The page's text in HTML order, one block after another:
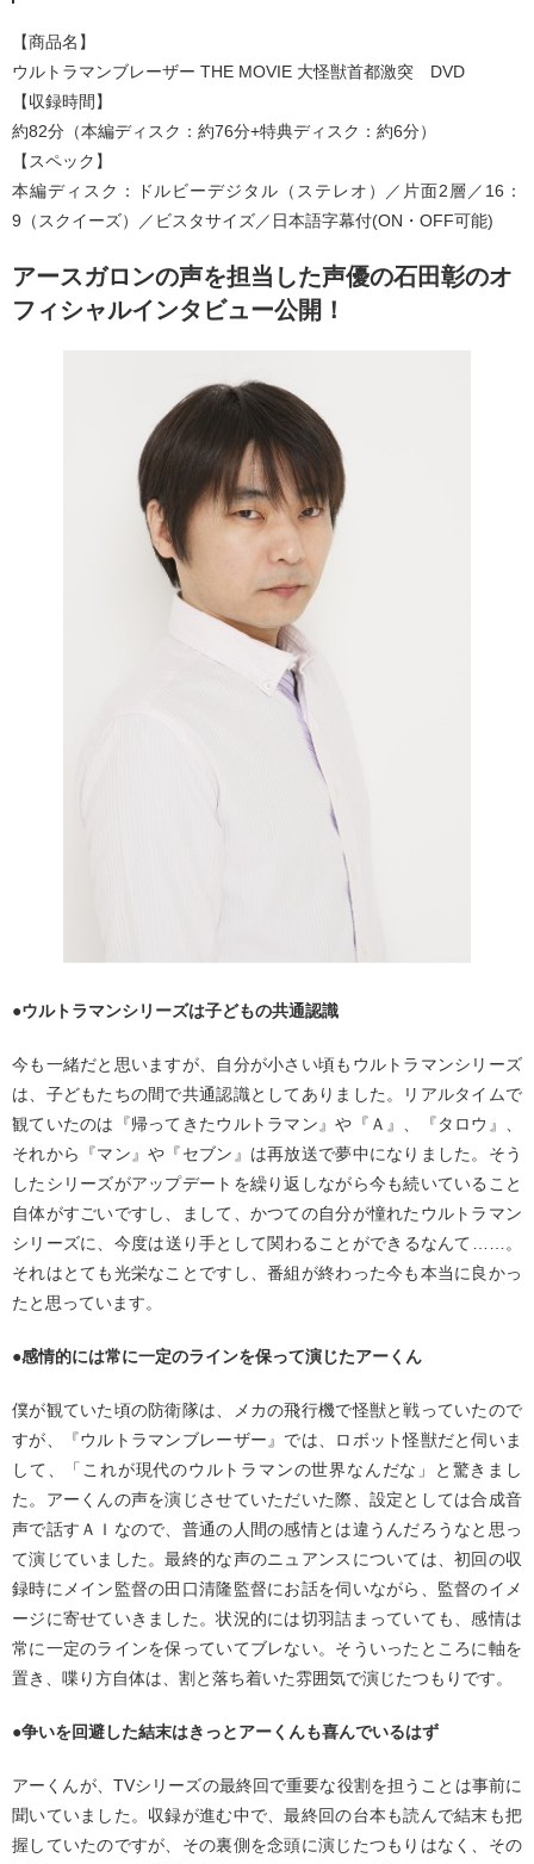
【商品名】
ウルトラマンブレーザー THE MOVIE 大怪獣首都激突 DVD
【収録時間】
約82分（本編ディスク：約76分+特典ディスク：約6分）
【スペック】
本編ディスク：ドルビーデジタル（ステレオ）／片面2層／16：
9（スクイーズ）／ビスタサイズ／日本語字幕付(ON・OFF可能)
アースガロンの声を担当した声優の石田彰のオ
フィシャルインタビュー公開！
●ウルトラマンシリーズは子どもの共通認識
今も一緒だと思いますが、自分が小さい頃もウルトラマンシリーズ
は、子どもたちの間で共通認識としてありました。リアルタイムで
観ていたのは『帰ってきたウルトラマン』や『Ａ』、『タロウ』、
それから『マン』や『セブン』は再放送で夢中になりました。そう
したシリーズがアップデートを繰り返しながら今も続いていること
自体がすごいですし、まして、かつての自分が憧れたウルトラマン
シリーズに、今度は送り手として関わることができるなんて……。
それはとても光栄なことですし、番組が終わった今も本当に良かっ
たと思っています。
●感情的には常に一定のラインを保って演じたアーくん
僕が観ていた頃の防衛隊は、メカの飛行機で怪獣と戦っていたので
すが、『ウルトラマンブレーザー』では、ロボット怪獣だと伺いま
して、「これが現代のウルトラマンの世界なんだな」と驚きまし
た。アーくんの声を演じさせていただいた際、設定としては合成音
声で話すＡＩなので、普通の人間の感情とは違うんだろうなと思っ
て演じていました。最終的な声のニュアンスについては、初回の収
録時にメイン監督の田口清隆監督にお話を伺いながら、監督のイメ
ージに寄せていきました。状況的には切羽詰まっていても、感情は
常に一定のラインを保っていてブレない。そういったところに軸を
置き、喋り方自体は、割と落ち着いた雰囲気で演じたつもりです。
●争いを回避した結末はきっとアーくんも喜んでいるはず
アーくんが、TVシリーズの最終回で重要な役割を担うことは事前に
聞いていました。収録が進む中で、最終回の台本も読んで結末も把
握していたのですが、その裏側を念頭に演じたつもりはなく、その